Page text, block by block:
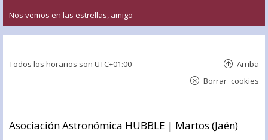
Nos vemos en las estrellas, amigo
Todos los horarios son UTC+01:00 Arriba
Borrar cookies
Asociación Astronómica HUBBLE | Martos (Jaén)